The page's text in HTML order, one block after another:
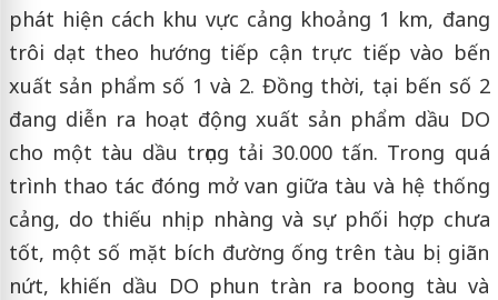
phát hiện cách khu vực cảng khoảng 1 km, đang
trôi dạt theo hướng tiếp cận trực tiếp vào bến
xuất sản phẩm số 1 và 2. Đồng thời, tại bến số 2
đang diễn ra hoạt động xuất sản phẩm dầu DO
cho một tàu dầu trọng tải 30.000 tấn. Trong quá
trình thao tác đóng mở van giữa tàu và hệ thống
cảng, do thiếu nhịp nhàng và sự phối hợp chưa
tốt, một số mặt bích đường ống trên tàu bị giãn
nứt, khiến dầu DO phun tràn ra boong tàu và